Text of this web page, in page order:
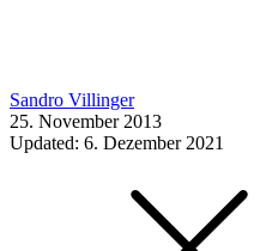
Sandro Villinger
25. November 2013
Updated: 6. Dezember 2021